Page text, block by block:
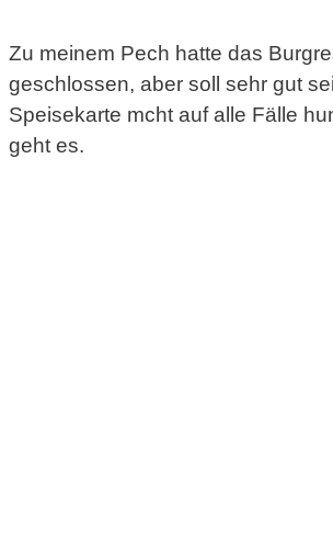
Zu meinem Pech hatte das
geschlossen, aber soll sehr gut
Speisekarte mcht auf alle Fälle
geht es.